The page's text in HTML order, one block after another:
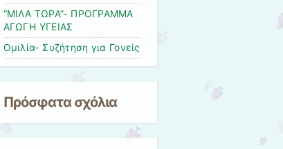
“ΜΙΛΑ ΤΩΡΑ”- ΠΡΟΓΡΑΜΜΑ
ΑΓΩΓΗ ΥΓΕΙΑΣ
Ομιλία- Συζήτηση για Γονείς
Πρόσφατα σχόλια